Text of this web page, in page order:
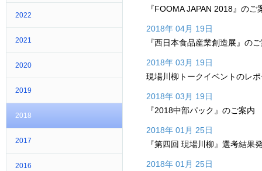
2022
2021
2020
2019
2018
2017
2016
『FOOMA JAPAN 2018』のご
2018年 04月 19日
『西日本食品産業創造展』の
2018年 03月 19日
現場川柳トークイベントのレ
2018年 03月 19日
『2018中部パック』のご案内
2018年 01月 25日
『第四回 現場川柳』選考結果
2018年 01月 25日